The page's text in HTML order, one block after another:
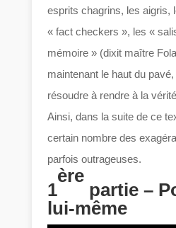
esprits chagrins, les aigris,
« fact checkers », les «
mémoire » (dixit maître
maintenant le haut du
résoudre à rendre à la
Ainsi, dans la suite de ce
certain nombre des
parfois outrageuses.
1
ère
partie –
lui-même